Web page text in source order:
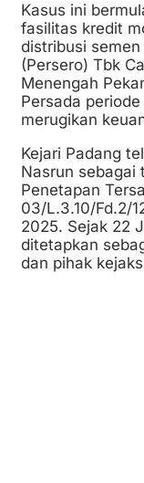
Kasus ini
fasilitas kredit
distribusi
(Persero) Tbk
Menengah
Persada
merugikan
Kejari Padang
Nasrun sebagai
Penetapan
03/L.3.10/Fd.2/
2025. Sejak 22
ditetapkan
dan pihak